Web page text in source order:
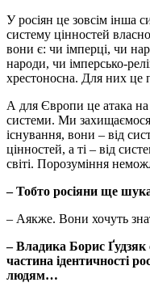
У росіян це зовсім інша
систему цінностей
вони є: чи імперці, чи
народи, чи імперсько-
хрестоносна. Для них це
А для Європи це атака на
системи. Ми захищаємося
існування, вони – від
цінностей, а ті – від
світі. Порозуміння
– Тобто росіяни ще
– Аякже. Вони хочуть
– Владика Борис
частина ідентичності
людям…